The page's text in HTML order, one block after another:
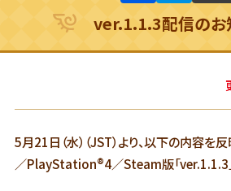
ver.1.1.3配信のお
5月21日（水）（JST）より、以下の内容
／PlayStation®4／Steam版「ver.1.1.3」